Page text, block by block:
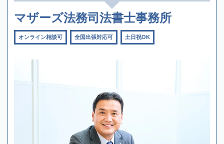
マザーズ法務司法書士事務所
オンライン相談可 全国出張対応可 土日祝OK